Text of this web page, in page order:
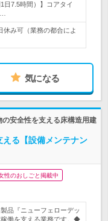
日7.5時間）】コアタイ
休み可（業務の都合によ
気になる
安全性を支える床構造用建
る【設備メンテナン
性のおしごと掲載中
品『ニューフェローデッ
働を支える業務です。◆